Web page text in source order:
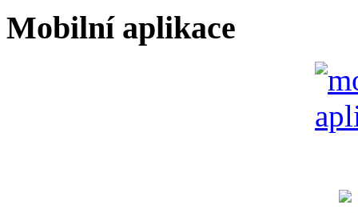
Mobilní aplikace